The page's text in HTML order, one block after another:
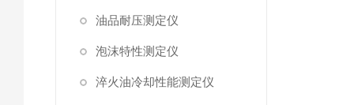
油品耐压测定仪
泡沫特性测定仪
淬火油冷却性能测定仪